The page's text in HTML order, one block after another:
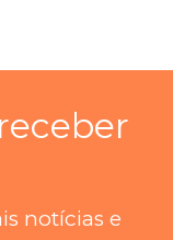
notícias e